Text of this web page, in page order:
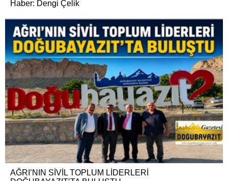
Haber: Dengi Çelik
AĞRI’NIN SİVİL TOPLUM LİDERLERİ